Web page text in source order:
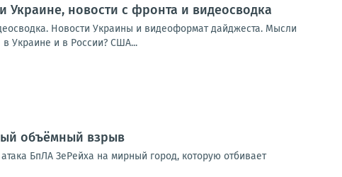
Украине, новости с фронта и видеосводка
Новости Украины и видеоформат дайджеста. Мысли
Украине и в России? США...
объёмный взрыв
БпЛА ЗеРейха на мирный город, которую отбивает